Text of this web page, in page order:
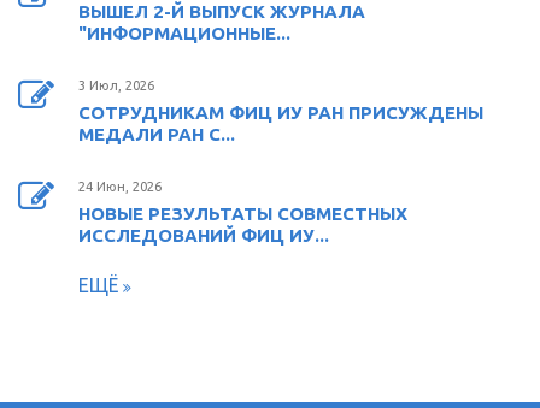
ВЫШЕЛ 2-Й ВЫПУСК ЖУРНАЛА
"ИНФОРМАЦИОННЫЕ...
3 Июл, 2026
СОТРУДНИКАМ ФИЦ ИУ РАН ПРИСУЖДЕНЫ
МЕДАЛИ РАН С...
24 Июн, 2026
НОВЫЕ РЕЗУЛЬТАТЫ СОВМЕСТНЫХ
ИССЛЕДОВАНИЙ ФИЦ ИУ...
ЕЩЁ